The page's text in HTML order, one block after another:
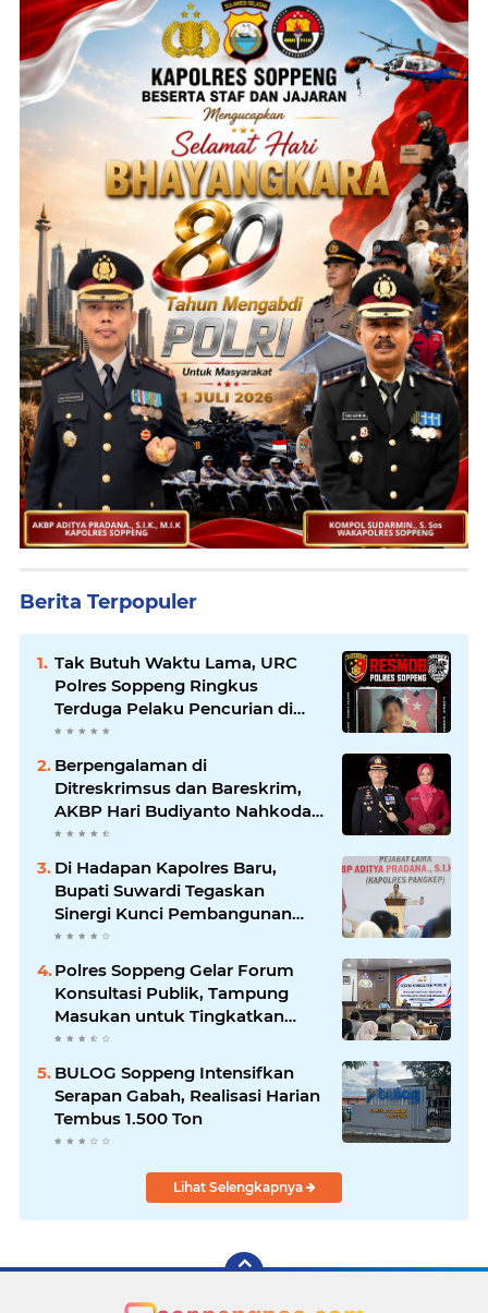
Berita Terpopuler
Tak Butuh Waktu Lama, URC
Polres Soppeng Ringkus
Terduga Pelaku Pencurian di
Liliriaja
Berpengalaman di
Ditreskrimsus dan Bareskrim,
AKBP Hari Budiyanto Nahkodai
Polres Soppeng
Di Hadapan Kapolres Baru,
Bupati Suwardi Tegaskan
Sinergi Kunci Pembangunan
Soppeng
Polres Soppeng Gelar Forum
Konsultasi Publik, Tampung
Masukan untuk Tingkatkan
Pelayanan
BULOG Soppeng Intensifkan
Serapan Gabah, Realisasi Harian
Tembus 1.500 Ton
Lihat Selengkapnya